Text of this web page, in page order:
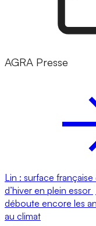
AGRA Presse
Lin : surface
d’hiver en plein essor
déboute encore les
au climat